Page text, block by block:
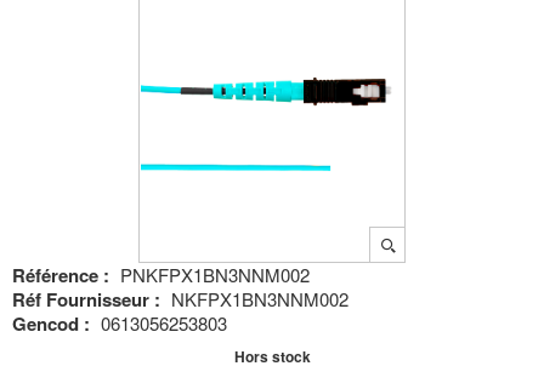
Référence : PNKFPX1BN3NNM002
Réf Fournisseur : NKFPX1BN3NNM002
Gencod : 0613056253803
Hors stock